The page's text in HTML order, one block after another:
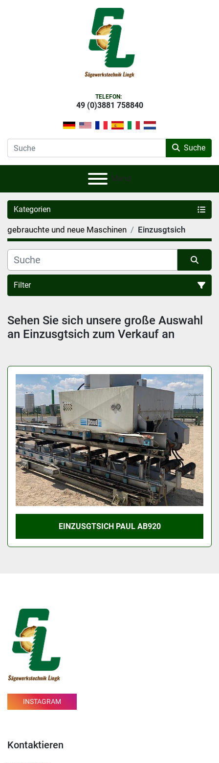
TELEFON:
49 (0)3881 758840
Suche
Menü
Kategorien
gebrauchte und neue Maschinen Einzusgtsich
Filter
Sortieren nach
Sehen Sie sich unsere große Auswahl
an Einzusgtsich zum Verkauf an
EINZUSGTSICH PAUL AB920
INSTAGRAM
Kontaktieren